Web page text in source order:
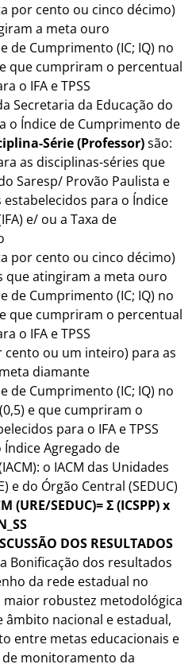
por cento ou cinco décimo)
a meta ouro
de Cumprimento (IC; IQ) no
que cumpriram o percentual
o IFA e TPSS
Secretaria da Educação do
o Índice de Cumprimento de
Série (Professor)são:
as disciplinas-séries que
Saresp/ Provão Paulista e
para o Índice
e/ ou a Taxa de
por cento ou cinco décimo)
que atingiram a meta ouro
de Cumprimento (IC; IQ) no
que cumpriram o percentual
o IFA e TPSS
cento ou um inteiro) para as
diamante
de Cumprimento (IC; IQ) no
e que cumpriram o
para o IFA e TPSS
Agregado de
o IACM das Unidades
e do Órgão Central (SEDUC)
(URE/SEDUC)= Σ (ICSPP) x
DOS RESULTADOS
Bonificação dos resultados
da rede estadual no
maior robustez metodológica
âmbito nacional e estadual,
entre metas educacionais e
monitoramento da